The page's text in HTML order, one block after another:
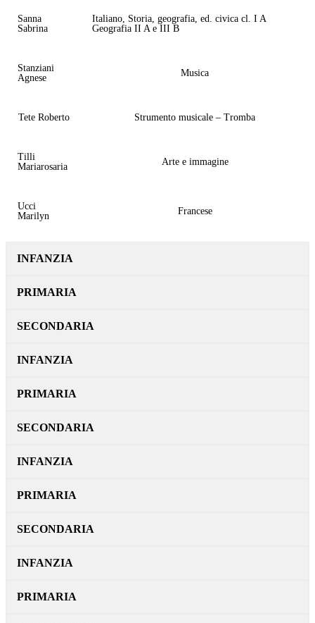
Sanna
Sabrina
Italiano, Storia, geografia, ed. civica cl. I A
Geografia II A e III B
Stanziani
Agnese
Musica
Tete Roberto Strumento musicale – Tromba
Tilli
Mariarosaria
Arte e immagine
Ucci
Marilyn
Francese
INFANZIA
PRIMARIA
SECONDARIA
INFANZIA
PRIMARIA
SECONDARIA
INFANZIA
PRIMARIA
SECONDARIA
INFANZIA
PRIMARIA